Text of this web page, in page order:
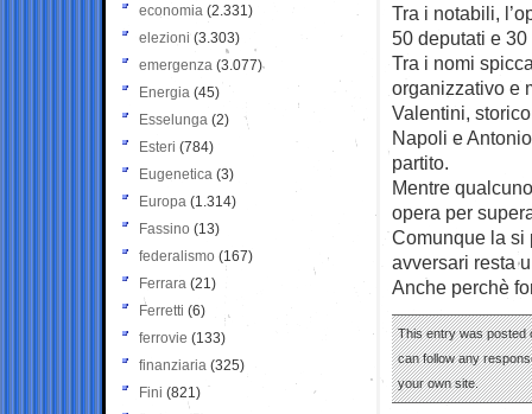
Tra i notabili,
50 deputati e
Tra i nomi
organizzativo e
Valentini,
Napoli e
partito.
Mentre
opera per
Comunque la si
avversari resta
Anche perchè
This entry was posted
can follow any
your own site.
economia (2.331)
elezioni (3.303)
emergenza (3.077)
Energia (45)
Esselunga (2)
Esteri (784)
Eugenetica (3)
Europa (1.314)
Fassino (13)
federalismo (167)
Ferrara (21)
Ferretti (6)
ferrovie (133)
finanziaria (325)
Fini (821)